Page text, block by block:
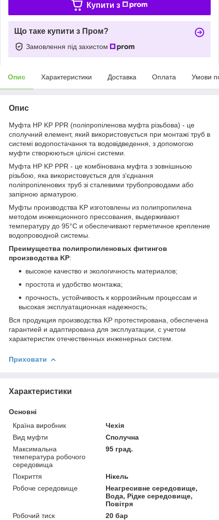
Купити з
Що таке купити з Пром?
Замовлення під захистом
Опис Характеристики Доставка Оплата Умови
Опис
Муфта НР KP PPR (поліпропіленова муфта різьбова) - це
сполучний елемент, який використовується при монтажі труб в
системі водопостачання та водовідведення, з допомогою
муфти створюються цілісні системи.
Муфта НР KP PPR - це комбінована муфта з зовнішньою
різьбою, яка використовується для з'єднання
поліпропіленових труб зі сталевими трубопроводами або
запірною арматурою.
Муфты производства KP изготовлены из полипропилена
методом инжекционного прессования, выдерживают
температуру до 95°С и обеспечивают герметичное крепление
водопроводной системы.
Преимущества полипропиленовых фитингов
производства KP:
высокое качество и экологичность материалов;
простота и удобство монтажа;
прочность, устойчивость к коррозийным процессам и
высокая эксплуатационная надежность;
Вся продукция производства KP протестирована, обеспечена
гарантией и адаптирована для эксплуатации, с учетом
характеристик отечественных инженерных систем.
Приховати
Характеристики
Основні
Країна виробник
Чехія
Вид муфти
Сполучна
Максимальна
температура робочого
середовища
95 град.
Покриття
Нікель
Робоче середовище
Неагресивне середовище,
Вода, Рідке середовище,
Повітря
Робочий тиск
20 бар